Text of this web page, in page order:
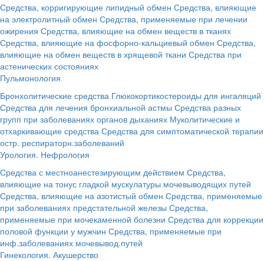
Средства, корригирующие липидный обмен Средства, влияющие
на электролитный обмен Средства, применяемые при лечении
ожирения Средства, влияющие на обмен веществ в тканях
Средства, влияющие на фосфорно-кальциевый обмен Средства,
влияющие на обмен веществ в хрящевой ткани Средства при
астенических состояниях
Пульмонология
Бронхолитические средства Глюкокортикостероиды для ингаляций
Средства для лечения бронхиальной астмы Средства разных
групп при заболеваниях органов дыханиях Муколитические и
отхаркивающие средства Средства для симптоматической терапии
остр. респираторн.заболеваний
Урология. Нефрология
Средства с местноанестезирующим действием Средства,
влияющие на тонус гладкой мускулатуры мочевыводящих путей
Средства, влияющие на азотистый обмен Средства, применяемые
при заболеваниях предстательной железы Средства,
применяемые при мочекаменной болезни Средства для коррекции
половой функции у мужчин Средства, применяемые при
инф.заболеваниях мочевывод.путей
Гинекология. Акушерство